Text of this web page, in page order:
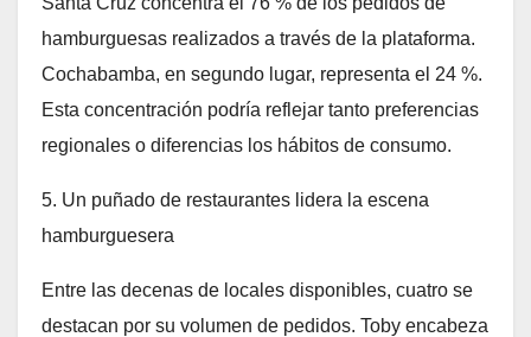
hamburguesas realizados a través de la plataforma.
Cochabamba, en segundo lugar, representa el 24 %.
Esta concentración podría reflejar tanto preferencias
regionales o diferencias los hábitos de consumo.
5. Un puñado de restaurantes lidera la escena
hamburguesera
Entre las decenas de locales disponibles, cuatro se
destacan por su volumen de pedidos. Toby encabeza